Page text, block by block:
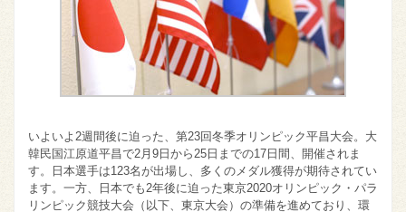
いよいよ2週間後に迫った、第23回冬季オリンピック平昌大会。大
韓民国江原道平昌で2月9日から25日までの17日間、開催されま
す。日本選手は123名が出場し、多くのメダル獲得が期待されてい
ます。一方、日本でも2年後に迫った東京2020オリンピック・パラ
リンピック競技大会（以下、東京大会）の準備を進めており、環